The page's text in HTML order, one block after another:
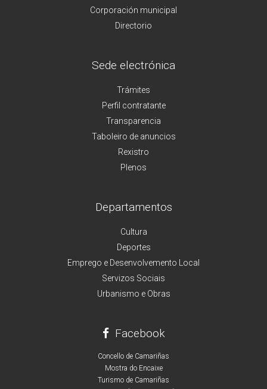
Corporación municipal
Directorio
Sede electrónica
Trámites
Perfil contratante
Transparencia
Taboleiro de anuncios
Rexistro
Plenos
Departamentos
Cultura
Deportes
Emprego e Desenvolvemento Local
Servizos Sociais
Urbanismo e Obras
Facebook
Concello de Camariñas
Mostra do Encaixe
Turismo de Camariñas